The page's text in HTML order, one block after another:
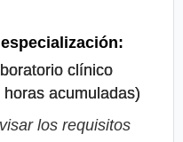
clínico
acumuladas)
los requisitos